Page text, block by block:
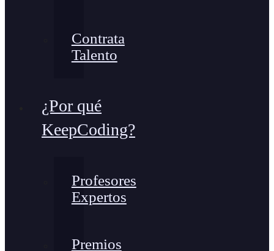
Contrata
Talento
¿Por qué
KeepCoding?
Profesores
Expertos
Premios